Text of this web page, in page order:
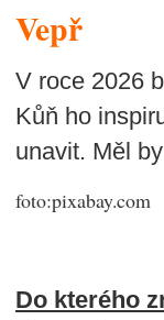
Vepř
V roce 2026
Kůň ho
unavit. Měl
foto:pixabay.com
Do kterého